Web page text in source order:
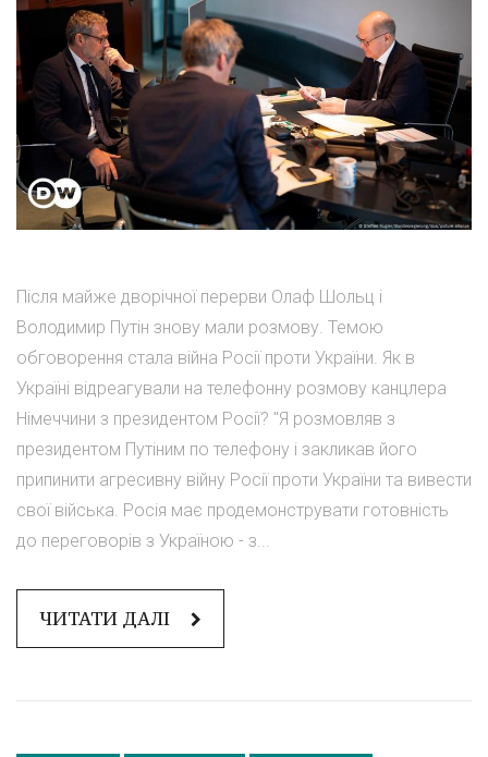
Після майже дворічної перерви Олаф Шольц і
Володимир Путін знову мали розмову. Темою
обговорення стала війна Росії проти України. Як в
Україні відреагували на телефонну розмову канцлера
Німеччини з президентом Росії? "Я розмовляв з
президентом Путіним по телефону і закликав його
припинити агресивну війну Росії проти України та вивести
свої війська. Росія має продемонструвати готовність
до переговорів з Україною - з...
ЧИТАТИ ДАЛІ